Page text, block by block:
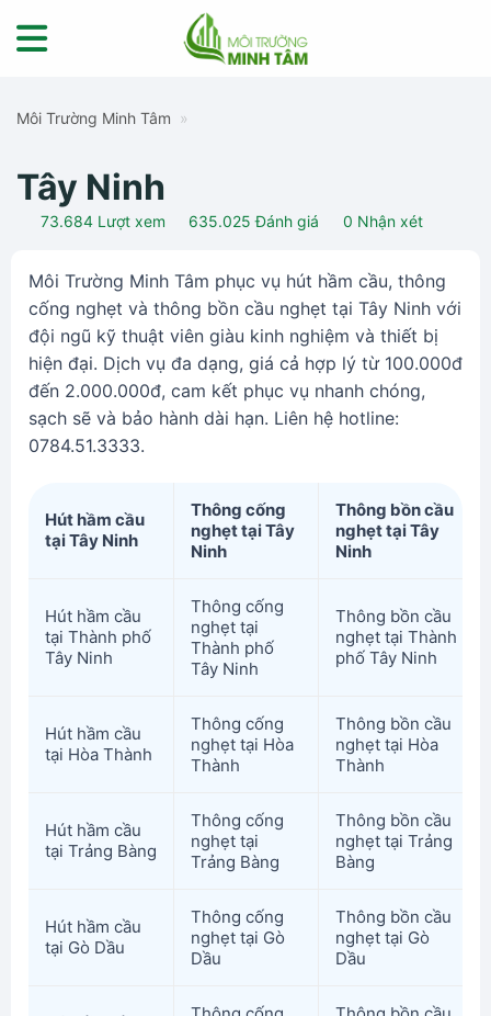
to
Môi Trường Minh Tâm »
Tây Ninh
73.684 Lượt xem 635.025 Đánh giá 0 Nhận xét
Môi Trường Minh Tâm phục vụ hút hầm cầu, thông
cống nghẹt và thông bồn cầu nghẹt tại Tây Ninh với
đội ngũ kỹ thuật viên giàu kinh nghiệm và thiết bị
hiện đại. Dịch vụ đa dạng, giá cả hợp lý từ 100.000đ
đến 2.000.000đ, cam kết phục vụ nhanh chóng,
sạch sẽ và bảo hành dài hạn. Liên hệ hotline:
0784.51.3333.
Hút hầm cầu
tại Tây Ninh
Thông cống
nghẹt tại Tây
Ninh
Thông bồn cầu
nghẹt tại Tây
Ninh
Hút hầm cầu
tại Thành phố
Tây Ninh
Thông cống
nghẹt tại
Thành phố
Tây Ninh
Thông bồn cầu
nghẹt tại Thành
phố Tây Ninh
Hút hầm cầu
tại Hòa Thành
Thông cống
nghẹt tại Hòa
Thành
Thông bồn cầu
nghẹt tại Hòa
Thành
Hút hầm cầu
tại Trảng Bàng
Thông cống
nghẹt tại
Trảng Bàng
Thông bồn cầu
nghẹt tại Trảng
Bàng
Hút hầm cầu
tại Gò Dầu
Thông cống
nghẹt tại Gò
Dầu
Thông bồn cầu
nghẹt tại Gò
Dầu